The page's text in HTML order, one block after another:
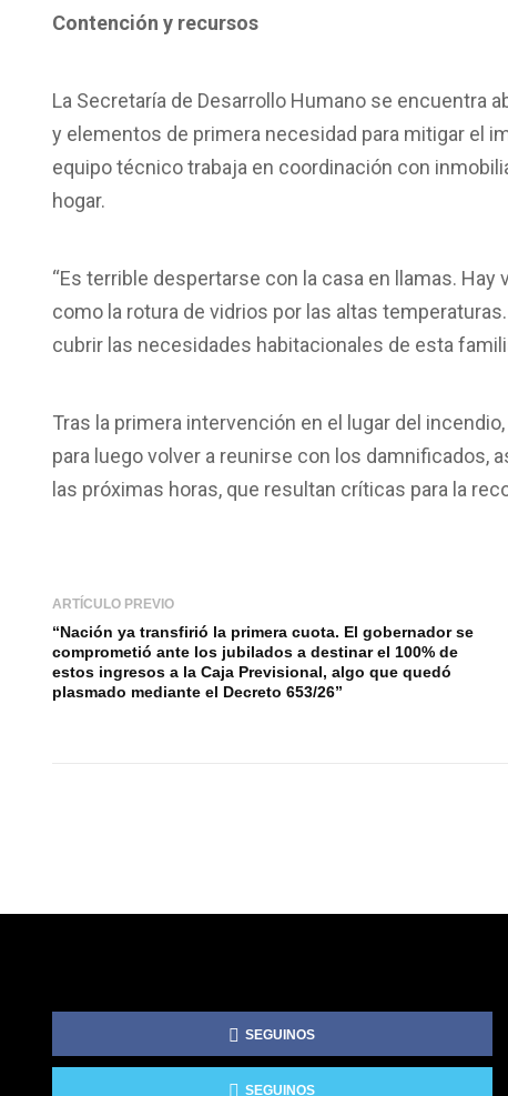
Contención y recursos
La Secretaría de Desarrollo Humano se encuentra
y elementos de primera necesidad para mitigar el
equipo técnico trabaja en coordinación con
hogar.
“Es terrible despertarse con la casa en llamas.
como la rotura de vidrios por las altas
cubrir las necesidades habitacionales de esta
Tras la primera intervención en el lugar del
para luego volver a reunirse con los damnificados,
las próximas horas, que resultan críticas para la
ARTÍCULO PREVIO
“Nación ya transfirió la primera cuota. El gobernador se
comprometió ante los jubilados a destinar el 100% de
estos ingresos a la Caja Previsional, algo que quedó
plasmado mediante el Decreto 653/26”
SEGUINOS
SEGUINOS